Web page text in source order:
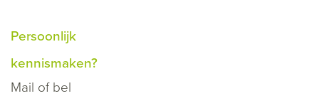
Persoonlijk
kennismaken?
Mail of bel